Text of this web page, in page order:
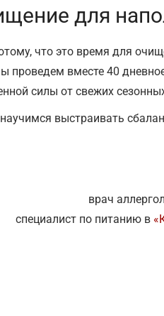
для
что это время для
проведем вместе 40
силы от свежих
выстраивать
врач
специалист по питанию в